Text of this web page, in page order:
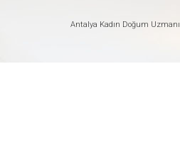
Antalya Kadın Doğum Uzmanı